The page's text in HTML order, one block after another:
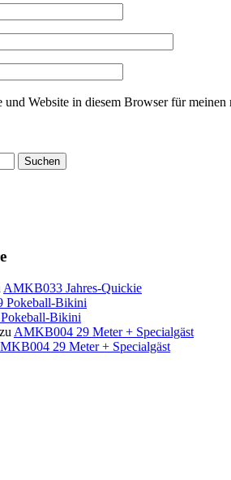
Website in diesem Browser für meinen
AMKB033 Jahres-Quickie
Pokeball-Bikini
Bikini
zu AMKB004 29 Meter + Specialgäst
29 Meter + Specialgäst